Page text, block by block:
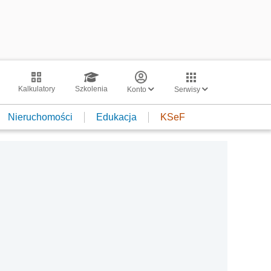
Kalkulatory Szkolenia Konto Serwisy
Nieruchomości Edukacja KSeF